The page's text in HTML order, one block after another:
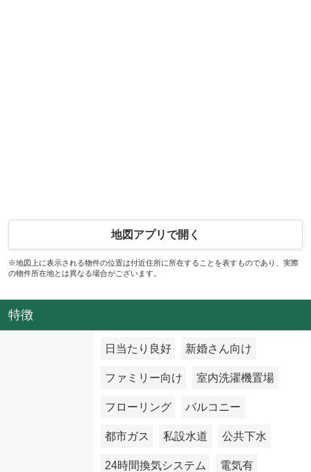
地図アプリで開く
※地図上に表示される物件の位置は付近住所に所在することを表すものであり、実際
の物件所在地とは異なる場合がございます。
特徴
日当たり良好 新婚さん向け
ファミリー向け 室内洗濯機置場
フローリング バルコニー
都市ガス 私設水道 公共下水
24時間換気システム 電気有